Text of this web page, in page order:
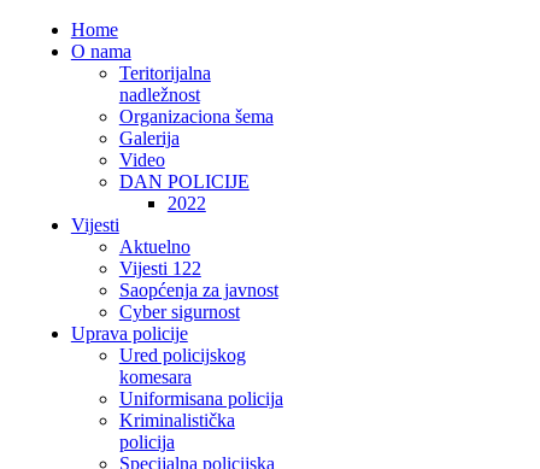
Home
O nama
Teritorijalna
nadležnost
Organizaciona šema
Galerija
Video
DAN POLICIJE
2022
Vijesti
Aktuelno
Vijesti 122
Saopćenja za javnost
Cyber sigurnost
Uprava policije
Ured policijskog
komesara
Uniformisana policija
Kriminalistička
policija
Specijalna policijska